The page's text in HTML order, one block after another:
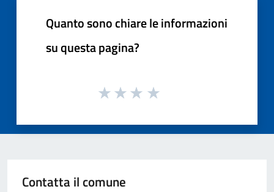
Quanto sono chiare le informazioni
su questa pagina?
Contatta il comune